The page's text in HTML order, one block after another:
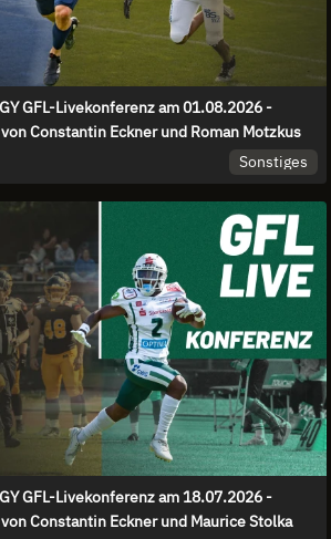
GFL-Livekonferenz am 01.08.2026 -
Constantin Eckner und Roman Motzkus
Sonstiges
GFL-Livekonferenz am 18.07.2026 -
Constantin Eckner und Maurice Stolka